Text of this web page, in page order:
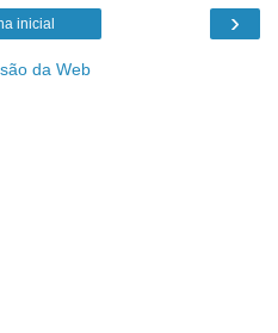
›
inicial
da Web